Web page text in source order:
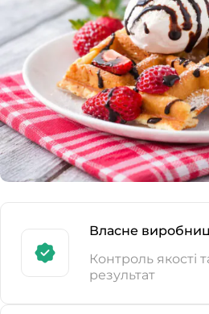
Власне
Контроль якості
результат